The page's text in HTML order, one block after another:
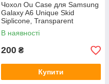
Чохол Ou Case для Samsung
Galaxy A6 Unique Skid
Siplicone, Transparent
В наявності
200 ₴
Купити